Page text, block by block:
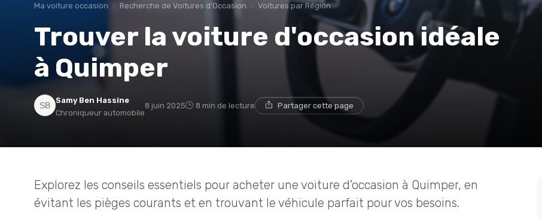
Ma voiture occasion Recherche de Voitures d'Occasion Voitures par Région
Trouver la voiture d'occasion idéale
à Quimper
Samy Ben Hassine
Chroniqueur automobile
8 juin 2025 8 min de lecture Partager cette page
Explorez les conseils essentiels pour acheter une voiture d'occasion à Quimper, en
évitant les pièges courants et en trouvant le véhicule parfait pour vos besoins.